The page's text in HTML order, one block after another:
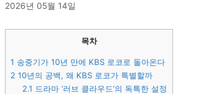
2026년 05월 14일
목차
1 송중기가 10년 만에 KBS 로코로 돌아온다
2 10년의 공백, 왜 KBS 로코가 특별할까
2.1 드라마 ‘러브 클라우드’의 독특한 설정